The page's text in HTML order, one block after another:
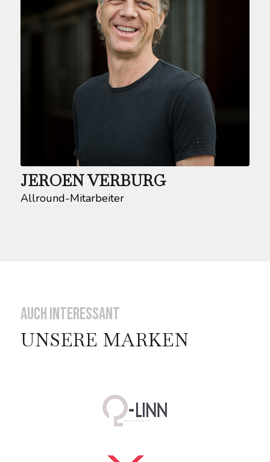
JEROEN VERBURG
Allround-Mitarbeiter
Auch interessant
UNSERE MARKEN